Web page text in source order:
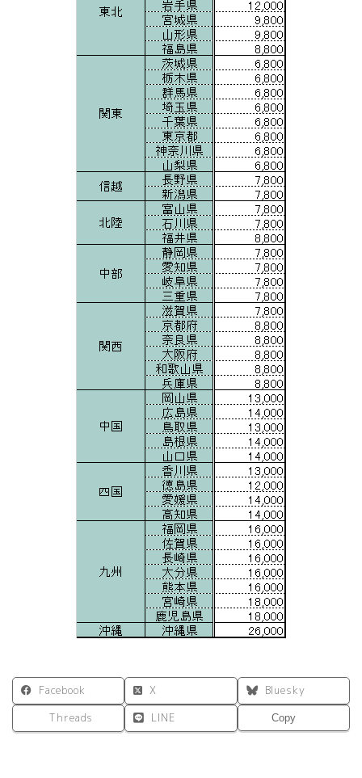
Facebook X
Bluesky
Threads
LINE Copy